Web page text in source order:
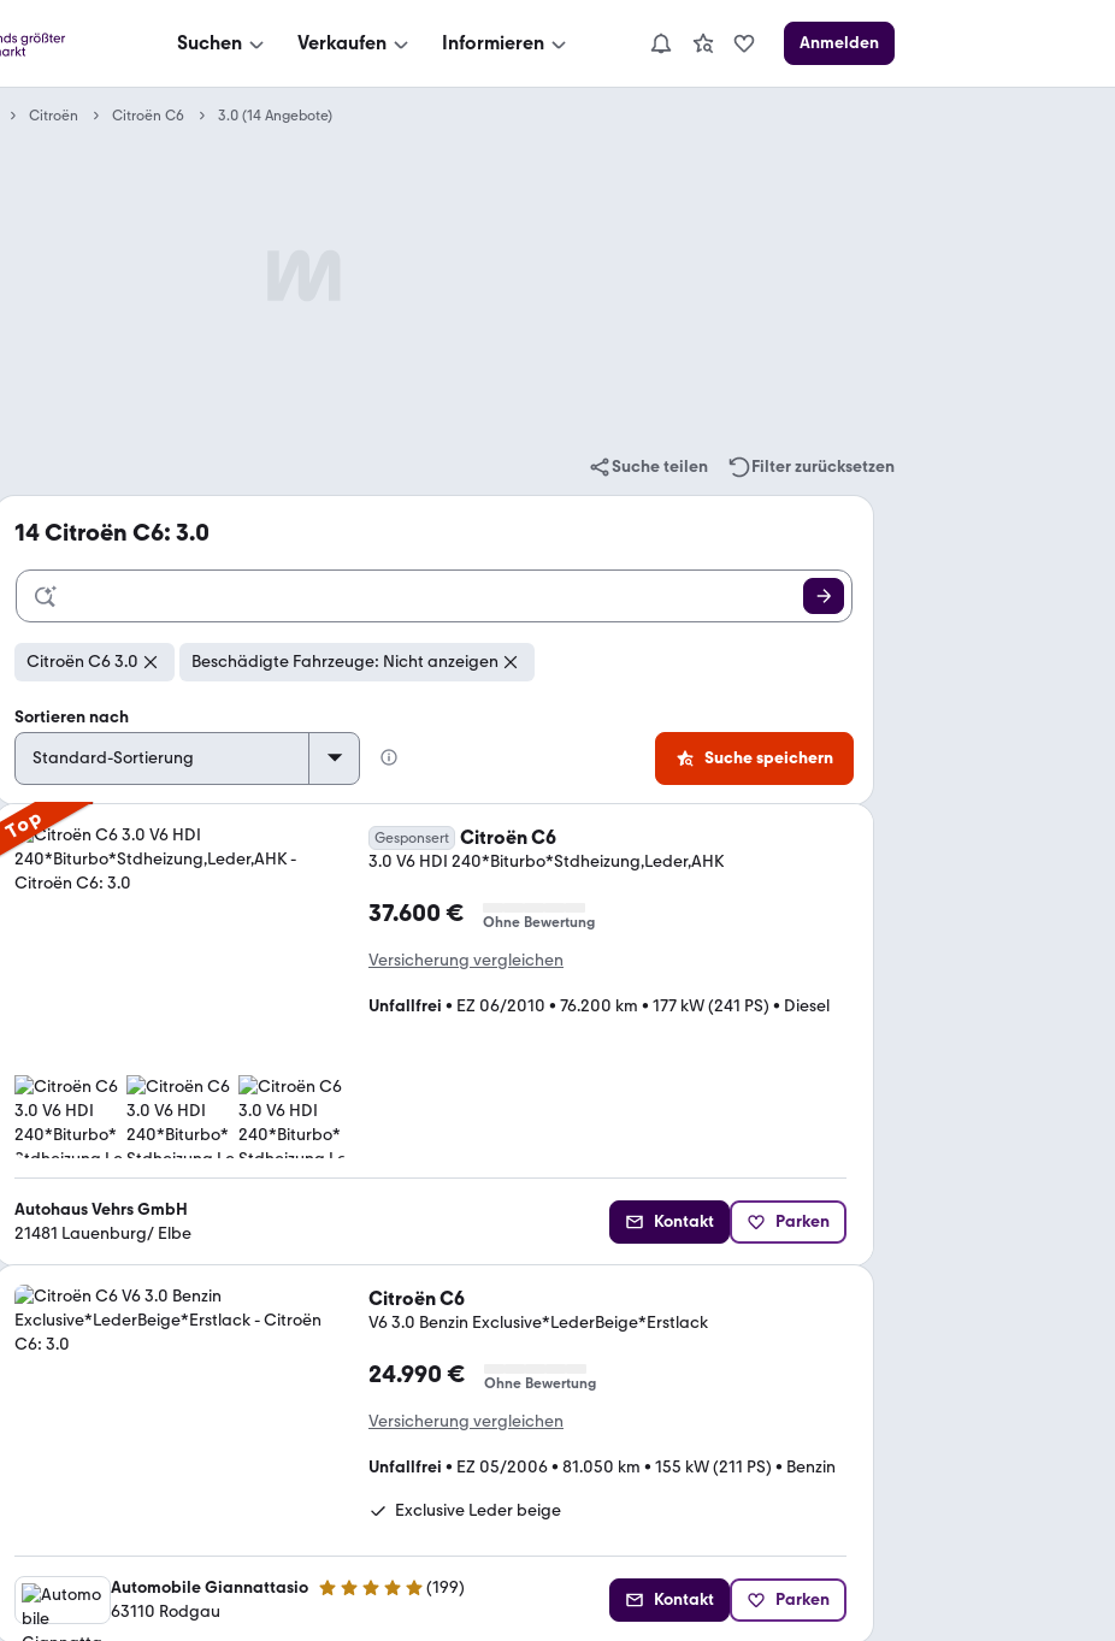
Suchen Verkaufen Informieren Anmelden
Citroën Citroën C6 3.0 (14 Angebote)
Suche teilen Filter zurücksetzen
14Citroën C6: 3.0
Citroën C6 3.0 Beschädigte Fahrzeuge: Nicht anzeigen
Sortieren nach
Suche speichern
Top Gesponsert Citroën C6
3.0 V6 HDI 240*Biturbo*Stdheizung,Leder,AHK
37.600 € Ohne Bewertung
Versicherung vergleichen
Unfallfrei • EZ 06/2010 • 76.200 km • 177 kW (241 PS) • Diesel
Autohaus Vehrs GmbH
21481 Lauenburg/ Elbe
Kontakt Parken
Citroën C6
V6 3.0 Benzin Exclusive*LederBeige*Erstlack
24.990 € Ohne Bewertung
Versicherung vergleichen
Unfallfrei • EZ 05/2006• 81.050 km • 155 kW (211 PS) • Benzin
Exclusive Leder beige
Automobile Giannattasio 5 Sterne (199)
63110 Rodgau
Kontakt Parken